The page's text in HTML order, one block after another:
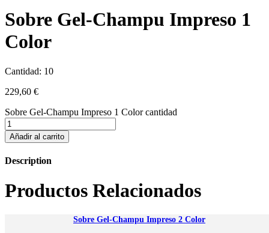
Sobre Gel-Champu Impreso 1
Color
Cantidad: 10
229,60 €
Sobre Gel-Champu Impreso 1 Color cantidad
Añadir al carrito
Description
Productos Relacionados
Sobre Gel-Champu Impreso 2 Color